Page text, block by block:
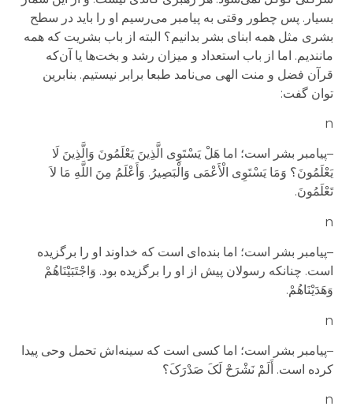
بسیار. پس چطور وقتی به پیامبر می‌رسیم او را باید در سطح
بشری مثل همه ابنای بشر بدانیم؟ البته از باب بشریت که همه
مانندیم. اما از باب استعداد و میزان رشد و بخت‌ها یا آن‌که
قرآن فضل و منت الهی می‌نامد طبعا برابر نیستیم. بنابرین
توان گفت:
n
–پیامبر بشر است؛ اما هَلْ یَسْتَوِی الَّذِینَ یَعْلَمُونَ وَالَّذِینَ لَا
یَعْلَمُونَ؟ وَمَا یَسْتَوِی الْأَعْمَى وَالْبَصِیرُ. وَأَعْلَمُ مِنَ اللَّهِ مَا لاَ
تَعْلَمُونَ.
n
–پیامبر بشر است؛ اما بنده‌ای است که خداوند او را برگزیده
است. چنانکه رسولان پیش از او را برگزیده بود. وَاجْتَبَیْنَاهُمْ
وَهَدَیْنَاهُمْ.
n
–پیامبر بشر است؛ اما کسی است که سینه‌اش تحمل وحی پیدا
کرده است. أَلَمْ نَشْرَحْ لَکَ صَدْرَکَ؟
n